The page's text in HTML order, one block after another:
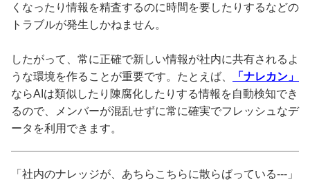
くなったり情報を精査するのに時間を要したりするなどの
トラブルが発生しかねません。
したがって、常に正確で新しい情報が社内に共有されるよ
うな環境を作ることが重要です。たとえば、
「ナレカン」
ならAIは類似したり陳腐化したりする情報を自動検知でき
るので、メンバーが混乱せずに常に確実でフレッシュなデ
ータを利用できます。
「社内のナレッジが、あちらこちらに散らばっている---」